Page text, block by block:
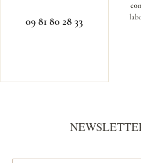
09 81 80 28 33